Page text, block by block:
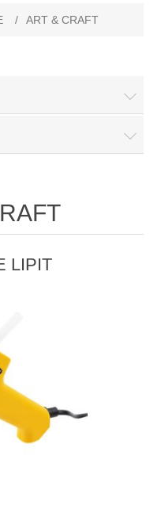
/ ART & CRAFT
LIPIT